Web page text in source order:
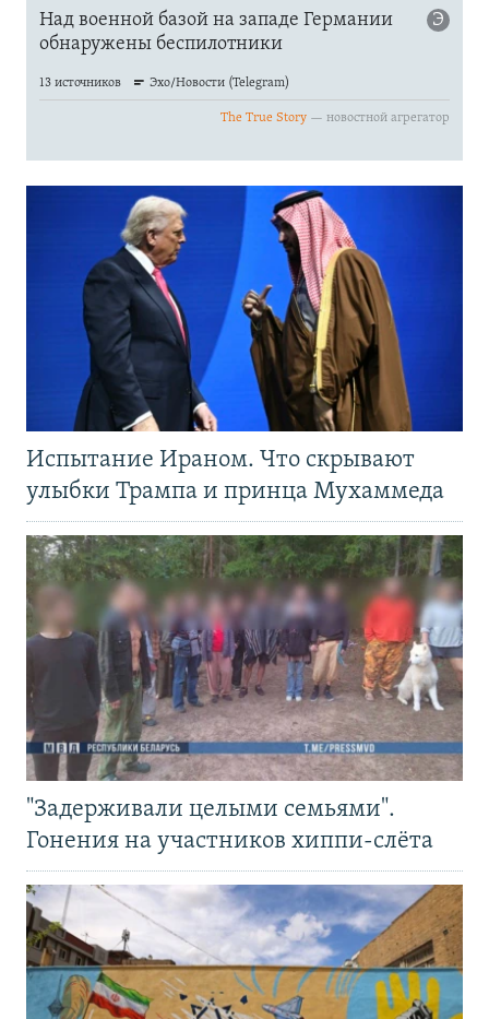
Испытание Ираном. Что скрывают
улыбки Трампа и принца Мухаммеда
"Задерживали целыми семьями".
Гонения на участников хиппи-слёта